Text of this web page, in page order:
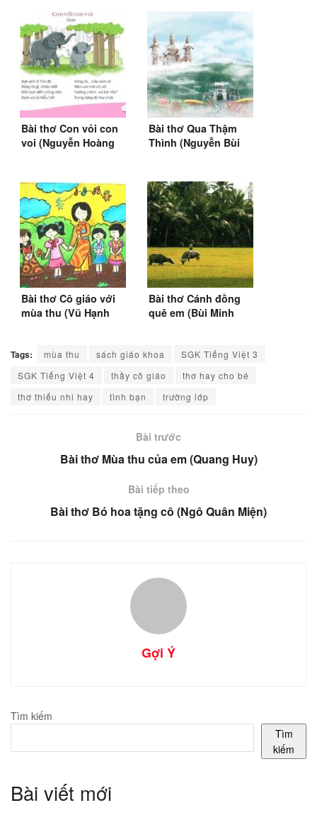
Bài thơ Con vỏi con
voi (Nguyễn Hoàng
Bài thơ Qua Thậm
Thình (Nguyễn Bùi
Bài thơ Cô giáo với
mùa thu (Vũ Hạnh
Bài thơ Cánh đồng
quê em (Bùi Minh
Tags: mùa thu sách giáo khoa
SGK Tiếng Việt 3
SGK Tiếng Việt 4
thầy cô giáo
thơ hay cho bé
thơ thiếu nhi hay
tình bạn trường lớp
Bài trước
Bài thơ Mùa thu của em (Quang Huy)
Bài tiếp theo
Bài thơ Bó hoa tặng cô (Ngô Quân Miện)
Gợi Ý
Tìm kiếm
Tìm
kiếm
Bài viết mới